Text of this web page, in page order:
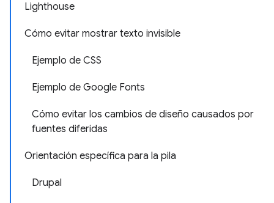
Lighthouse
Cómo evitar mostrar texto invisible
Ejemplo de CSS
Ejemplo de Google Fonts
Cómo evitar los cambios de diseño causados por
fuentes diferidas
Orientación específica para la pila
Drupal